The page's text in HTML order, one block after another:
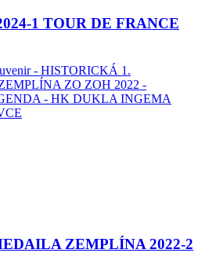
1 TOUR DE FRANCE
ZEMPLÍNA 2022-2